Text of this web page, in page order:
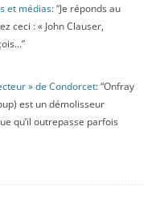
et médias: “Je réponds au
ceci : « John Clauser,
”
» de Condorcet: “Onfray
est un démolisseur
qu’il outrepasse parfois